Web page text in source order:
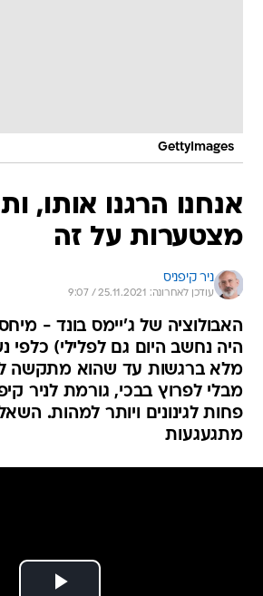
GettyImages
אנחנו הרגנו אותו,
מצטערות על זה
ניר קיפניס
עודכן לאחרונה: 25.11.2021 / 9:07
האבולוציה של ג'יימס בונד -
היה נחשב היום גם לפלילי) כלפי
מלא ברגשות עד שהוא מתקשה
מבלי לפרוץ בבכי, גורמת לניר
פחות לגינונים ויותר למהות.
מתגעגעות